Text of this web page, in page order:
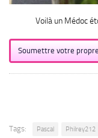
Voilà un Médoc
Soumettre votre
Tags: Pascal Philrey212